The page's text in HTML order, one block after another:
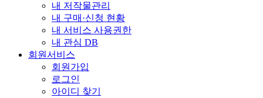
내 저작물관리
내 구매·신청 현황
내 서비스 사용권한
내 관심 DB
회원서비스
회원가입
로그인
아이디 찾기